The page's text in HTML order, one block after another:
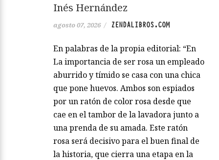
Inés Hernández
agosto 07, 2026 / ZENDALIBROS.COM
En palabras de la propia editorial: “En
La importancia de ser rosa un empleado
aburrido y tímido se casa con una chica
que pone huevos. Ambos son espiados
por un ratón de color rosa desde que
cae en el tambor de la lavadora junto a
una prenda de su amada. Este ratón
rosa será decisivo para el buen final de
la historia, que cierra una etapa en la